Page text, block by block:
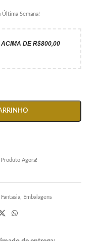
Última Semana!
DE R$800,00
Produto Agora!
, Embalagens